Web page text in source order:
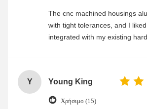
The cnc machined housings
with tight tolerances, and I
integrated with my existing
Y Young King
Χρήσιμο (15)